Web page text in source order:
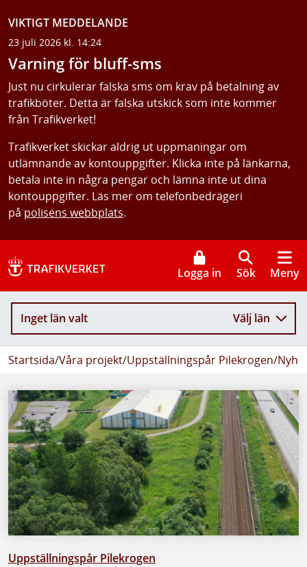
VIKTIGT MEDDELANDE
23 juli 2026 kl. 14:24
Varning för bluff-sms
Just nu cirkulerar falska sms om krav på betalning av
trafikböter. Detta är falska utskick som inte kommer
från Trafikverket!
Trafikverket skickar aldrig ut uppmaningar om
utlämnande av kontouppgifter. Klicka inte på länkarna,
betala inte in några pengar och lämna inte ut dina
kontouppgifter. Läs mer om telefonbedrägeri
på polisens webbplats.
Logga in Sök Meny
Inget län valt Välj län
Startsida/Våra projekt/Uppställningspår Pilekrogen/
Uppställningspår Pilekrogen